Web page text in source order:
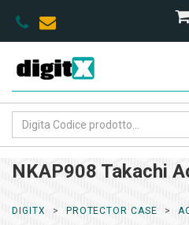
NKAP908 Takachi
DIGITX PROTECTOR CASE